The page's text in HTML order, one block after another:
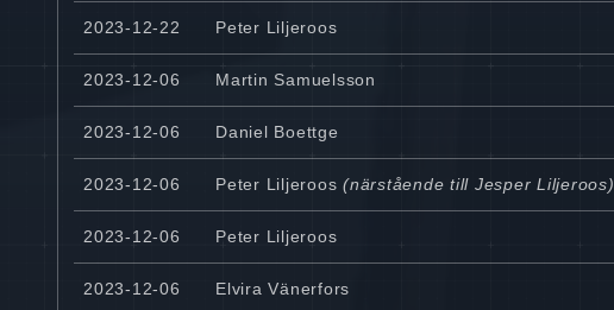
2023-12-22 Peter Liljeroos
2023-12-06 Martin Samuelsson
2023-12-06 Daniel Boettge
2023-12-06 Peter Liljeroos (närstående till Jesper Liljeroos)
2023-12-06 Peter Liljeroos
2023-12-06 Elvira Vänerfors